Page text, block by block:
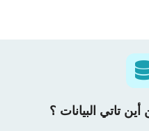
أين تاتي البيانات ؟